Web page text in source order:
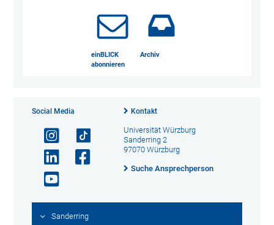
einBLICK
abonnieren
Archiv
Social Media Kontakt
Universität Würzburg
Sanderring 2
97070 Würzburg
Suche Ansprechperson
Sanderring